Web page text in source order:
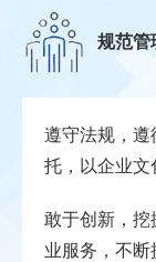
规范管
遵守法规，遵
托，以企业文
敢于创新，挖
业服务，不断